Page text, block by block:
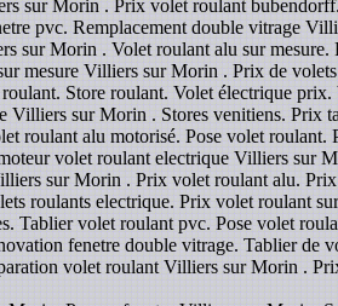
sur Morin . Prix volet roulant
pvc. Remplacement double vitrage
sur Morin . Volet roulant alu sur
mesure Villiers sur Morin . Prix de
Store roulant. Volet électrique
sur Morin . Stores venitiens. Prix
roulant alu motorisé. Pose volet roulant.
volet roulant electrique Villiers sur
sur Morin . Prix volet roulant alu.
roulants electrique. Prix volet roulant
Tablier volet roulant pvc. Pose volet
fenetre double vitrage. Tablier de
volet roulant Villiers sur Morin .